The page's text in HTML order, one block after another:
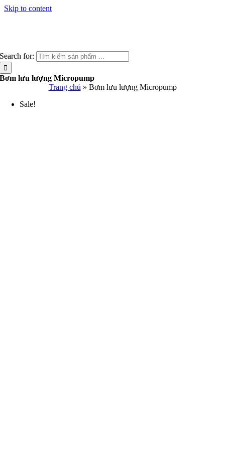
Skip to content
Search for:
Bơm lưu lượng Micropump
Trang chủ » Bơm lưu lượng Micropump
Sale!